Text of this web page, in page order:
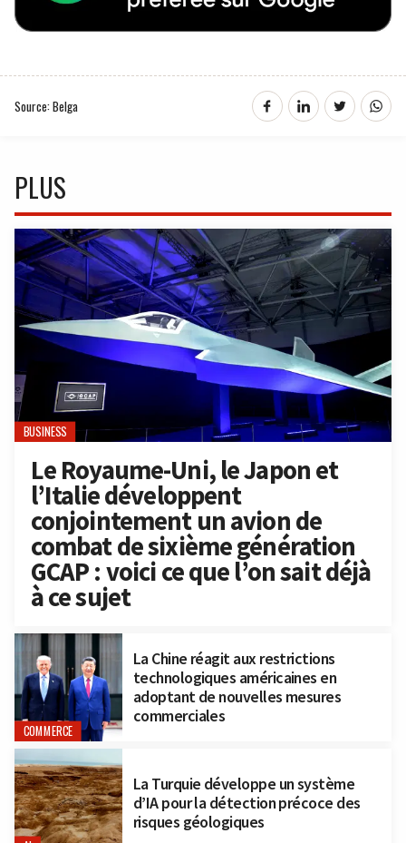
Source: Belga
PLUS
BUSINESS
Le Royaume-Uni, le Japon et
l’Italie développent
conjointement un avion de
combat de sixième génération
GCAP : voici ce que l’on sait déjà
à ce sujet
COMMERCE
La Chine réagit aux restrictions
technologiques américaines en
adoptant de nouvelles mesures
commerciales
La Turquie développe un système
d’IA pour la détection précoce des
risques géologiques